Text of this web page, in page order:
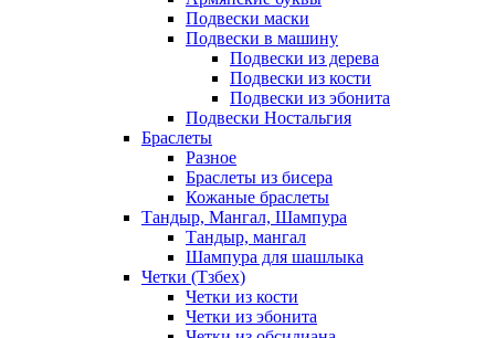
Подвески маски
Подвески в машину
Подвески из дерева
Подвески из кости
Подвески из эбонита
Подвески Ностальгия
Браслеты
Разное
Браслеты из бисера
Кожаные браслеты
Тандыр, Мангал, Шампура
Тандыр, мангал
Шампура для шашлыка
Четки (Тзбех)
Четки из кости
Четки из эбонита